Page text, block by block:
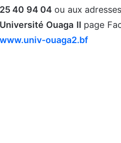
25 40 94 04 ou aux
Université Ouaga II page
www.univ-ouaga2.bf